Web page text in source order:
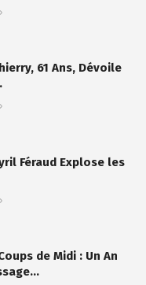
61 Ans, Dévoile
Féraud Explose les
de Midi : Un An